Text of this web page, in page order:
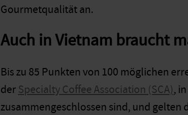
Gourmetqualität an.
Auch in Vietnam braucht
Bis zu 85 Punkten von 100 möglichen
derSpecialty Coffee Association (SCA),
zusammengeschlossen sind, und gelten